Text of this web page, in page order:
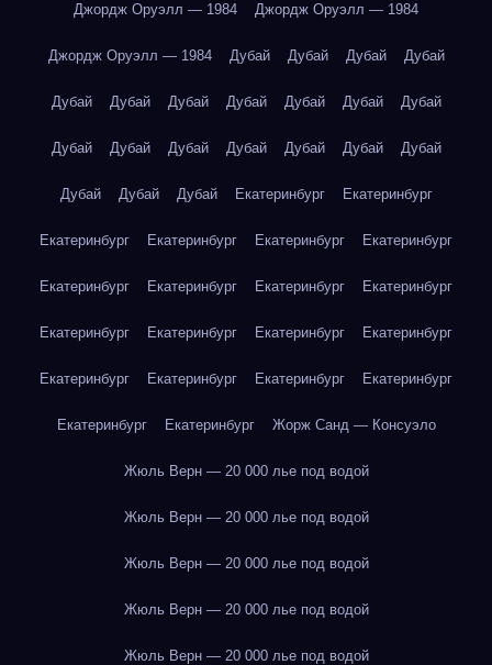
Джордж Оруэлл — 1984 Джордж Оруэлл — 1984
Джордж Оруэлл — 1984 Дубай Дубай Дубай Дубай
Дубай Дубай Дубай Дубай Дубай Дубай Дубай
Дубай Дубай Дубай Дубай Дубай Дубай Дубай
Дубай Дубай Дубай Екатеринбург Екатеринбург
Екатеринбург Екатеринбург Екатеринбург Екатеринбург
Екатеринбург Екатеринбург Екатеринбург Екатеринбург
Екатеринбург Екатеринбург Екатеринбург Екатеринбург
Екатеринбург Екатеринбург Екатеринбург Екатеринбург
Екатеринбург Екатеринбург Жорж Санд — Консуэло
Жюль Верн — 20 000 лье под водой
Жюль Верн — 20 000 лье под водой
Жюль Верн — 20 000 лье под водой
Жюль Верн — 20 000 лье под водой
Жюль Верн — 20 000 лье под водой